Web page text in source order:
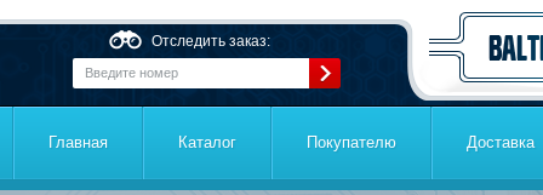
Отследить заказ:
Главная Каталог Покупателю Доставка